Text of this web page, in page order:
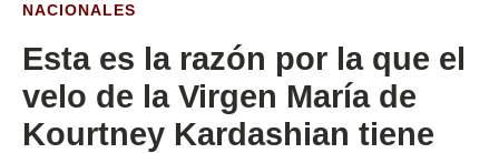
NACIONALES
Esta es la razón por la que el
velo de la Virgen María de
Kourtney Kardashian tiene